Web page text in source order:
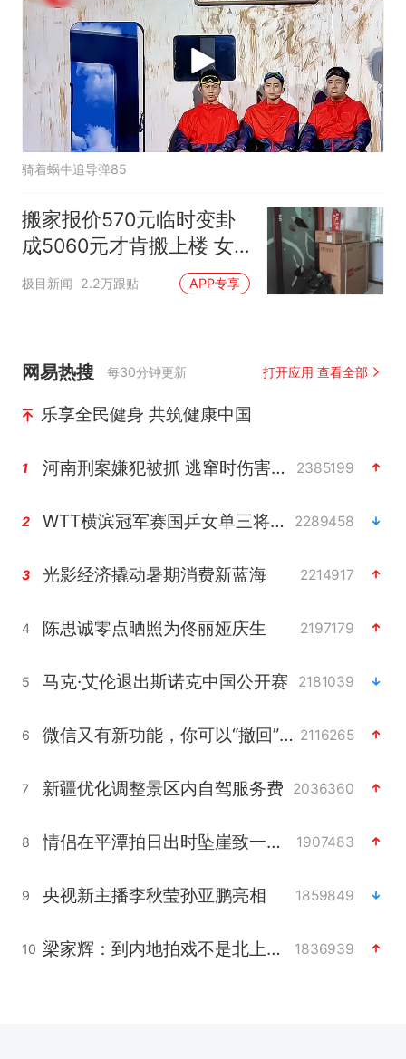
骑着蜗牛追导弹85
搬家报价570元临时变卦
成5060元才肯搬上楼 女
子傻眼
极目新闻 2.2万跟贴 APP专享
网易热搜 每30分钟更新 打开应用 查看全部
乐享全民健身 共筑健康中国
1 河南刑案嫌犯被抓 逃窜时伤害多人 2385199
2 WTT横滨冠军赛国乒女单三将晋级四强 2289458
3 光影经济撬动暑期消费新蓝海 2214917
4 陈思诚零点晒照为佟丽娅庆生 2197179
5 马克·艾伦退出斯诺克中国公开赛 2181039
6 微信又有新功能，你可以“撤回”你的撤回了！ 2116265
7 新疆优化调整景区内自驾服务费 2036360
8 情侣在平潭拍日出时坠崖致一死一伤 1907483
9 央视新主播李秋莹孙亚鹏亮相 1859849
10 梁家辉：到内地拍戏不是北上是回归 1836939